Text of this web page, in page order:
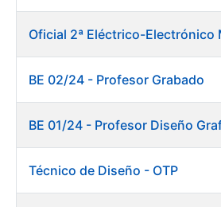
BE 02/24 - Profesor Grabado
BE 01/24 - Profesor Diseño
Técnico de Diseño - OTP